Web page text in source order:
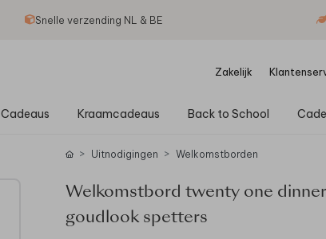
Snelle verzending NL & BE
Zakelijk
Cadeaus Kraamcadeaus Back to School
Uitnodigingen Welkomstborden
Welkomstbord twenty one
goudlook spetters